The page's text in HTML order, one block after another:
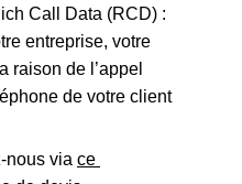
Call Data (RCD) :
entreprise, votre
raison de l’appel
de votre client
nous via ce